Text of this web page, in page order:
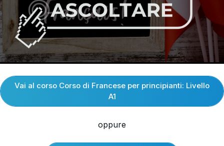
Vai al corso Corso di Francese per principianti: Livello
A1
oppure